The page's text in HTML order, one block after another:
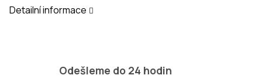
Detailní informace
Odešleme do 24 hodin